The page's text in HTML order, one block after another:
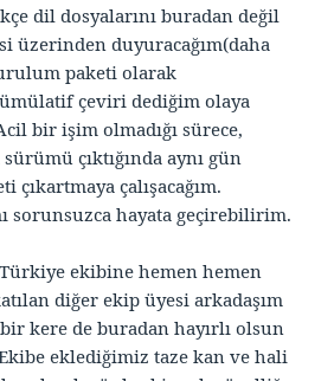
dil dosyalarını buradan değil
üzerinden duyuracağım(daha
paketi olarak
çeviri dediğim olaya
bir işim olmadığı sürece,
çıktığında aynı gün
çıkartmaya çalışacağım.
sorunsuzca hayata geçirebilirim.
ekibine hemen hemen
diğer ekip üyesi arkadaşım
bir kere de buradan hayırlı olsun
eklediğimiz taze kan ve hali